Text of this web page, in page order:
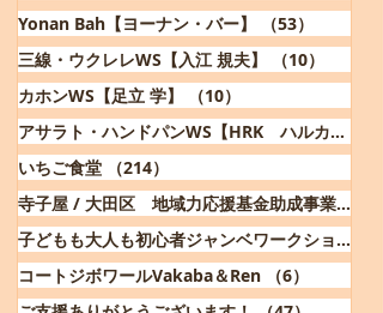
Yonan Bah【ヨーナン・バー】
（53）
三線・ウクレレWS【入江 規夫】
（10）
カホンWS【足立 学】
（10）
アサラト・ハンドパンWS【HRK ハルカ】
いちご食堂
（214）
寺子屋 / 大田区 地域力応援基金助成事業（86）
子どもも大人も初心者ジャンベワークショップ
コートジボワールVakaba＆Ren
（6）